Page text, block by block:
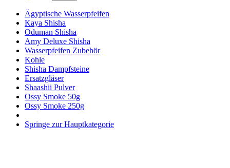
Ägyptische Wasserpfeifen
Kaya Shisha
Oduman Shisha
Amy Deluxe Shisha
Wasserpfeifen Zubehör
Kohle
Shisha Dampfsteine
Ersatzgläser
Shaashii Pulver
Ossy Smoke 50g
Ossy Smoke 250g
Springe zur Hauptkategorie